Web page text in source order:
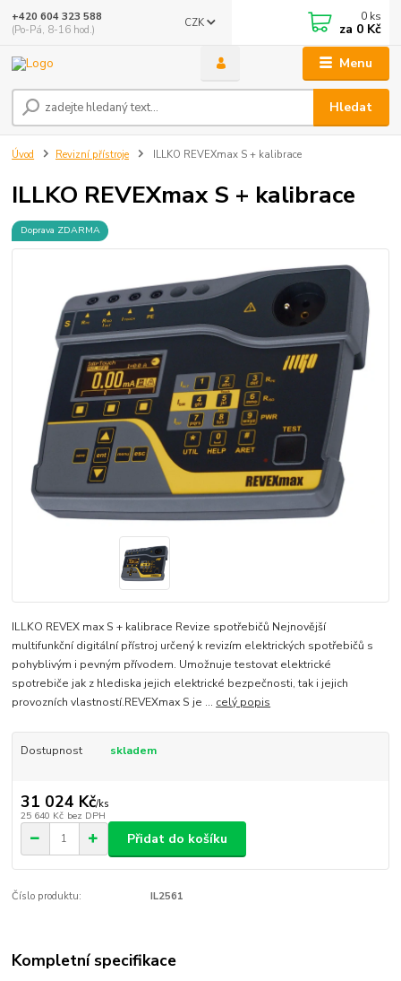
Menu
CZK
Hledat
+420 604 323 588
(Po-Pá, 8-16 hod.)
0 ks
za 0 Kč
Úvod Revizní přístroje ILLKO REVEXmax S + kalibrace
ILLKO REVEXmax S + kalibrace
Doprava ZDARMA
ILLKO REVEX max S + kalibrace Revize spotřebičů Nejnovější
multifunkční digitální přístroj určený k revizím elektrických spotřebičů s
pohyblivým i pevným přívodem. Umožnuje testovat elektrické
spotrebiče jak z hlediska jejich elektrické bezpečnosti, tak i jejich
provozních vlastností.REVEXmax S je ... celý popis
Dostupnost skladem
31 024 Kč/ks
25 640 Kč bez DPH
Přidat do košíku
Číslo produktu: IL2561
Kompletní specifikace